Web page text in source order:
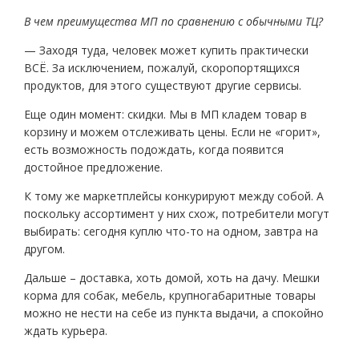
В чем преимущества МП по сравнению с обычными ТЦ?
— Заходя туда, человек может купить практически
ВСЁ. За исключением, пожалуй, скоропортящихся
продуктов, для этого существуют другие сервисы.
Еще один момент: скидки. Мы в МП кладем товар в
корзину и можем отслеживать цены. Если не «горит»,
есть возможность подождать, когда появится
достойное предложение.
К тому же маркетплейсы конкурируют между собой. А
поскольку ассортимент у них схож, потребители могут
выбирать: сегодня куплю что-то на одном, завтра на
другом.
Дальше – доставка, хоть домой, хоть на дачу. Мешки
корма для собак, мебель, крупногабаритные товары
можно не нести на себе из пункта выдачи, а спокойно
ждать курьера.